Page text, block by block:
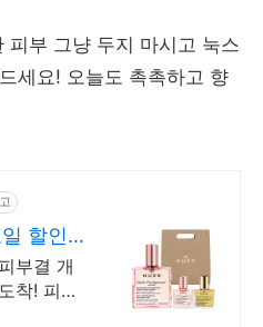
피부 그냥 두지 마시고 눅스
세요! 오늘도 촉촉하고 향
할인
부결 개
착! 피부